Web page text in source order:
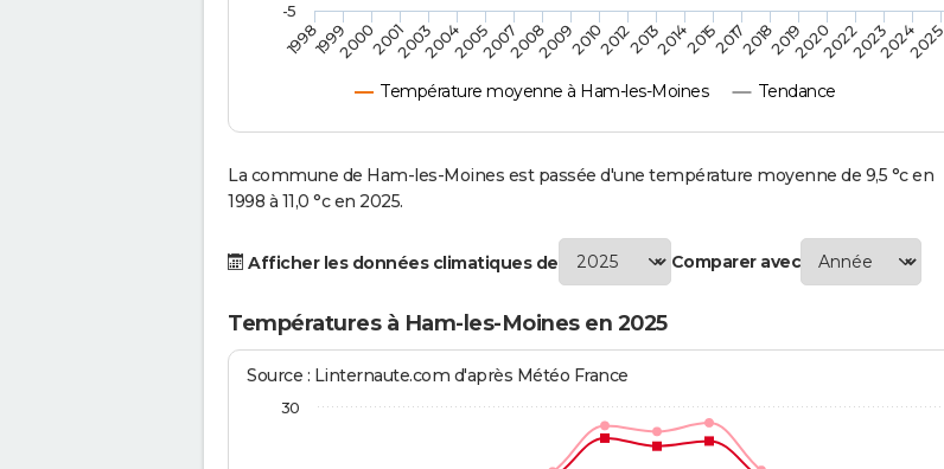
Température moyenne à Ham-les-Moines Tendance
1998 2014
199920002001200320042005200720082009201020122013 201520172018201920202022202320242025
-5
La commune de Ham-les-Moines est passée d'une température moyenne de 9,5 °c en
1998 à 11,0 °c en 2025.
Afficher les données climatiques de Comparer avec
Températures à Ham-les-Moines en 2025
Source : Linternaute.com d'après Météo France
30